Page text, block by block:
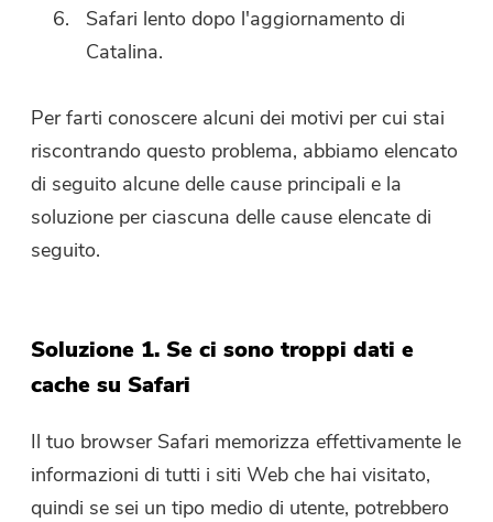
Safari lento dopo l'aggiornamento di
Catalina.
Per farti conoscere alcuni dei motivi per cui stai
riscontrando questo problema, abbiamo elencato
di seguito alcune delle cause principali e la
soluzione per ciascuna delle cause elencate di
seguito.
Soluzione 1. Se ci sono troppi dati e
cache su Safari
Il tuo browser Safari memorizza effettivamente le
informazioni di tutti i siti Web che hai visitato,
quindi se sei un tipo medio di utente, potrebbero